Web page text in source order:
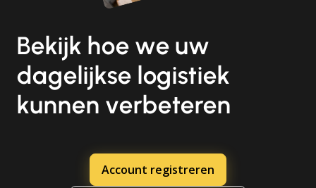
Bekijk hoe we uw
dagelijkse logistiek
kunnen verbeteren
Account registreren